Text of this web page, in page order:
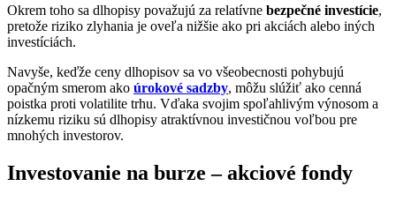
Okrem toho sa dlhopisy považujú za relatívne bezpečné investície,
pretože riziko zlyhania je oveľa nižšie ako pri akciách alebo iných
investíciách.
Navyše, keďže ceny dlhopisov sa vo všeobecnosti pohybujú
opačným smerom ako úrokové sadzby, môžu slúžiť ako cenná
poistka proti volatilite trhu. Vďaka svojim spoľahlivým výnosom a
nízkemu riziku sú dlhopisy atraktívnou investičnou voľbou pre
mnohých investorov.
Investovanie na burze – akciové fondy